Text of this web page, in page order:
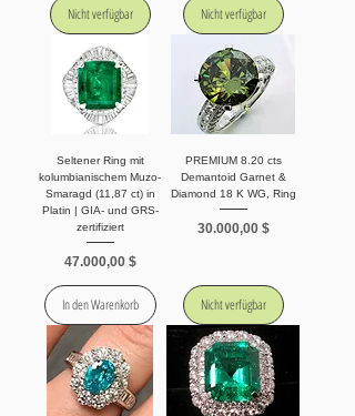
Nicht verfügbar Nicht verfügbar
Seltener Ring mit
kolumbianischem Muzo-
Smaragd (11,87 ct) in
Platin | GIA- und GRS-
zertifiziert
Preis
47.000,00 $
In den Warenkorb
PREMIUM 8.20 cts
Demantoid Garnet &
Diamond 18 K WG, Ring
Preis
30.000,00 $
Nicht verfügbar